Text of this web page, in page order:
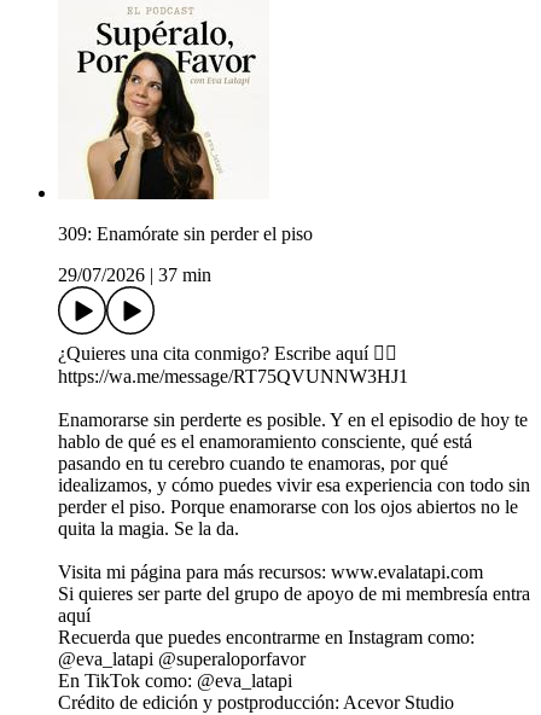
309: Enamórate sin perder el piso
29/07/2026
37 min
¿Quieres una cita conmigo? Escribe aquí 👉🏼
https://wa.me/message/RT75QVUNNW3HJ1
Enamorarse sin perderte es posible. Y en el episodio de hoy te
hablo de qué es el enamoramiento consciente, qué está
pasando en tu cerebro cuando te enamoras, por qué
idealizamos, y cómo puedes vivir esa experiencia con todo sin
perder el piso. Porque enamorarse con los ojos abiertos no le
quita la magia. Se la da.
Visita mi página para más recursos: www.evalatapi.com
Si quieres ser parte del grupo de apoyo de mi membresía entra
aquí
Recuerda que puedes encontrarme en Instagram como:
@eva_latapi @superaloporfavor
En TikTok como: @eva_latapi
Crédito de edición y postproducción: Acevor Studio